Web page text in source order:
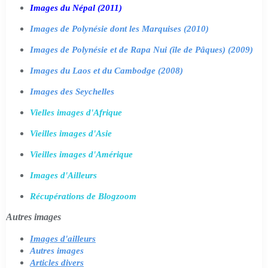
Images du Népal (2011)
Images de Polynésie dont les Marquises (2010)
Images de Polynésie et de Rapa Nui (île de Pâques) (2009)
Images du Laos et du Cambodge (2008)
Images des Seychelles
Vielles images d'Afrique
Vieilles images d'Asie
Vieilles images d'Amérique
Images d'Ailleurs
Récupérations de Blogzoom
Autres images
Images d'ailleurs
Autres images
Articles divers